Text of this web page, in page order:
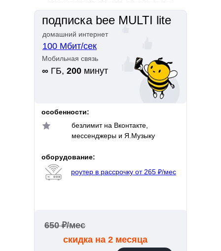
подписка bee MULTI lite
домашний интернет
Мобильная связь
100 Мбит/сек
∞ ГБ, 200 минут
безлимит на Вконтакте,
мессенджеры и Я.Музыку
роутер в рассрочку от 265 ₽/мес
оборудование:
особенности:
650 ₽/мес
скидка на 2 месяца